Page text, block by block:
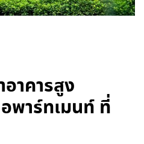
าคารสูง
พาร์ทเมนท์ ที่